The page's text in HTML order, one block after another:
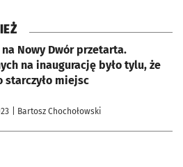
na Nowy Dwór przetarta.
na inaugurację było tylu, że
starczyło miejsc
| Bartosz Chochołowski